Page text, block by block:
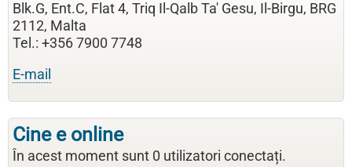
Blk.G, Ent.C, Flat 4, Triq Il-Qalb Ta' Gesu, Il-Birgu, BRG
2112, Malta
Tel.: +356 7900 7748
E-mail
Cine e online
În acest moment sunt 0 utilizatori conectați.